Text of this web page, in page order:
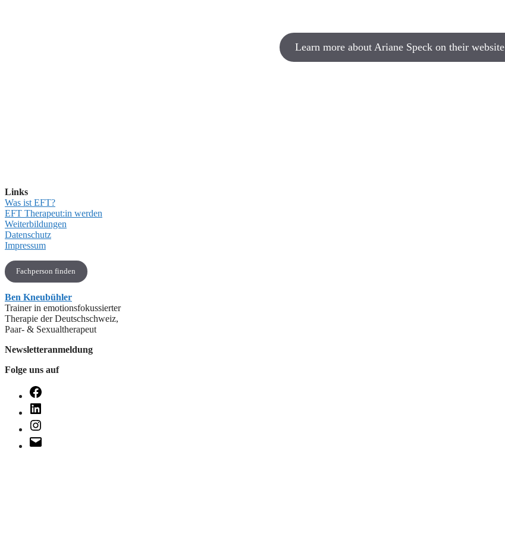
Learn more about Ariane Speck on their website
Links
Was ist EFT?
EFT Therapeut:in werden
Weiterbildungen
Datenschutz
Impressum
Fachperson finden
Ben Kneubühler
Trainer in emotionsfokussierter
Therapie der Deutschschweiz,
Paar- & Sexualtherapeut
Newsletteranmeldung
Folge uns auf
Facebook
LinkedIn
Instagram
E-
Mail